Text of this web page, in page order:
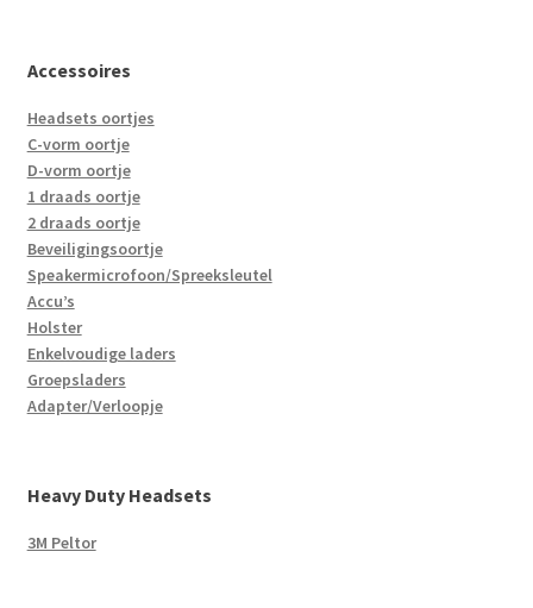
Accessoires
Headsets oortjes
C-vorm oortje
D-vorm oortje
1 draads oortje
2 draads oortje
Beveiligingsoortje
Speakermicrofoon/Spreeksleutel
Accu’s
Holster
Enkelvoudige laders
Groepsladers
Adapter/Verloopje
Heavy Duty Headsets
3M Peltor